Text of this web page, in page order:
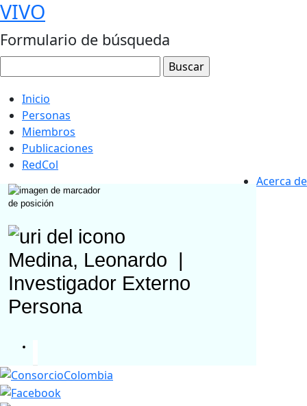
VIVO
Formulario de búsqueda
Inicio
Personas
Miembros
Publicaciones
RedCol
Acerca de
Medina, Leonardo
Investigador Externo
Persona